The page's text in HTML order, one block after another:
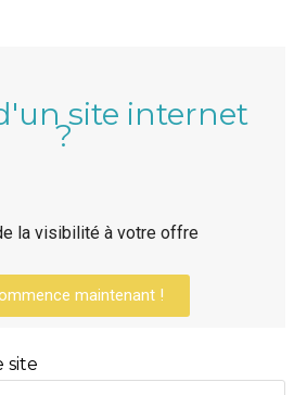
site internet
?
la visibilité à votre offre
maintenant !
site